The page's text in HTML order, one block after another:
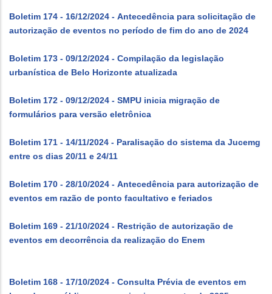
Boletim 174 - 16/12/2024 - Antecedência para solicitação de
autorização de eventos no período de fim do ano de 2024
Boletim 173 - 09/12/2024 - Compilação da legislação
urbanística de Belo Horizonte atualizada
Boletim 172 - 09/12/2024 - SMPU inicia migração de
formulários para versão eletrônica
Boletim 171 - 14/11/2024 - Paralisação do sistema da Jucemg
entre os dias 20/11 e 24/11
Boletim 170 - 28/10/2024 - Antecedência para autorização de
eventos em razão de ponto facultativo e feriados
Boletim 169 - 21/10/2024 - Restrição de autorização de
eventos em decorrência da realização do Enem
Boletim 168 - 17/10/2024 - Consulta Prévia de eventos em